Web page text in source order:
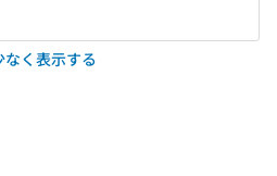
なく表示する